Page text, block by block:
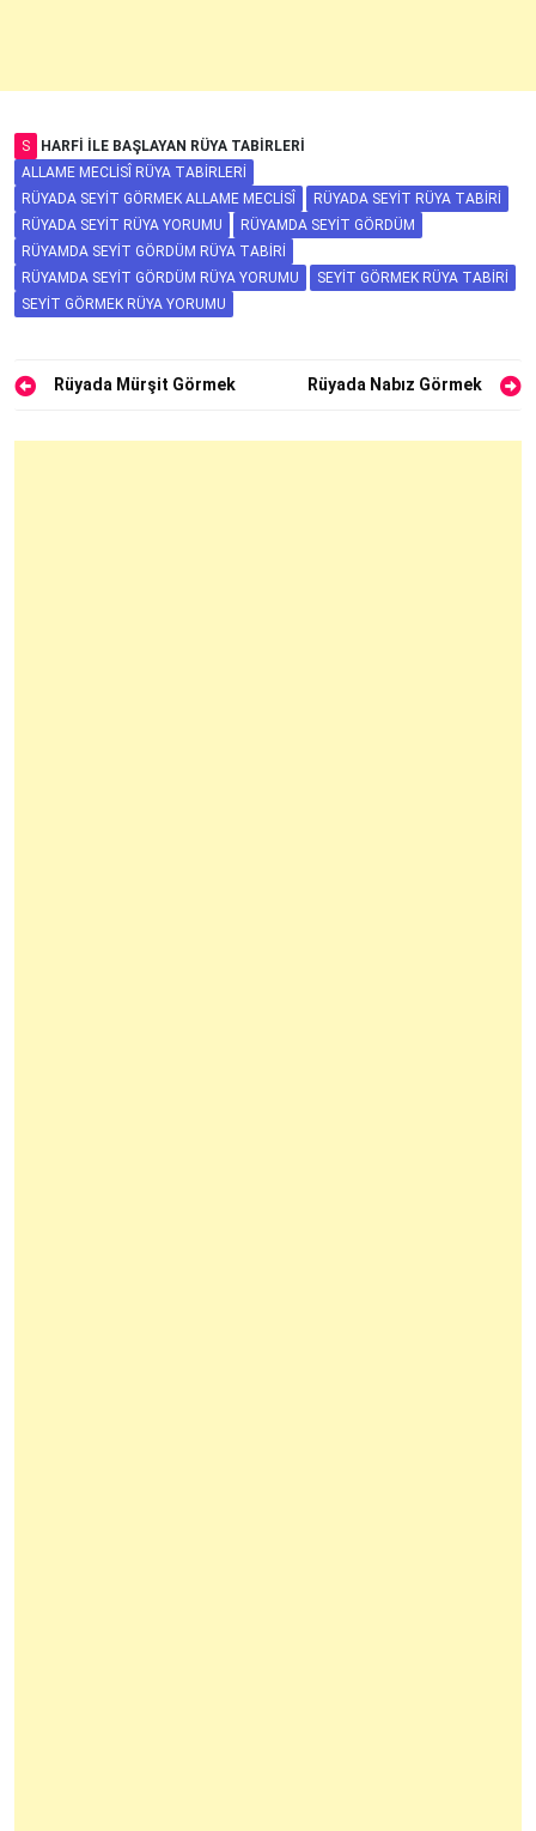
S
HARFI ILE BAŞLAYAN RÜYA TABIRLERI
ALLAME MECLISÎ RÜYA TABIRLERI
RÜYADA SEYIT GÖRMEK ALLAME MECLISÎ
RÜYADA SEYIT RÜYA TABIRI
RÜYADA SEYIT RÜYA YORUMU
RÜYAMDA SEYIT GÖRDÜM
RÜYAMDA SEYIT GÖRDÜM RÜYA TABIRI
RÜYAMDA SEYIT GÖRDÜM RÜYA YORUMU
SEYIT GÖRMEK RÜYA TABIRI
SEYIT GÖRMEK RÜYA YORUMU
YazıRüyada Mürşit Görmek Rüyada Nabız Görmek